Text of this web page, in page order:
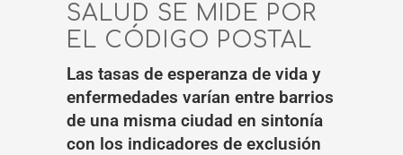
SALUD SE MIDE POR
EL CÓDIGO POSTAL
Las tasas de esperanza de vida y
enfermedades varían entre barrios
de una misma ciudad en sintonía
con los indicadores de exclusión